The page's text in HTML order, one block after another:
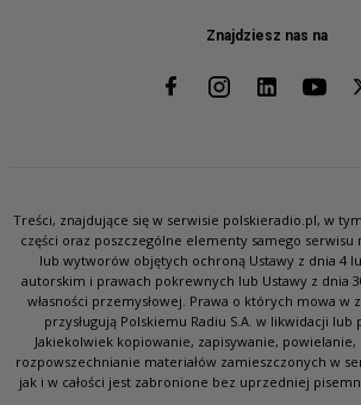
Znajdziesz nas na
Treści, znajdujące się w serwisie polskieradio.pl, w
części oraz poszczególne elementy samego
lub wytworów objętych ochroną Ustawy z dnia 4
autorskim i prawach pokrewnych lub Ustawy z dnia
własności przemysłowej. Prawa o których mowa w
przysługują Polskiemu Radiu S.A. w likwidacji
Jakiekolwiek kopiowanie, zapisywanie,
rozpowszechnianie materiałów zamieszczonych w
jak i w całości jest zabronione bez uprzedniej